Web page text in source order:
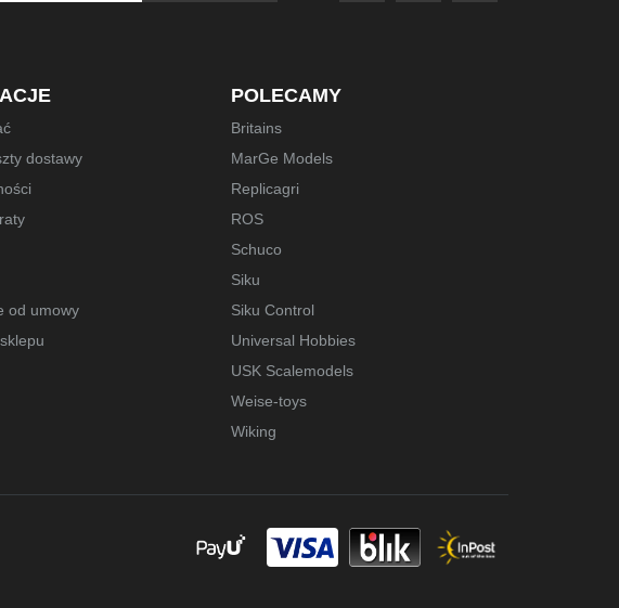
dostawy
od umowy
POLECAMY
Britains
MarGe Models
Replicagri
ROS
Schuco
Siku
Siku Control
Universal Hobbies
USK Scalemodels
Weise-toys
Wiking